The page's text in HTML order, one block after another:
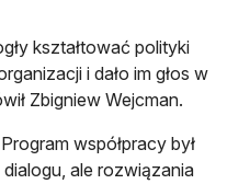
kształtować polityki
i dało im głos w
Zbigniew Wejcman.
współpracy był
ale rozwiązania